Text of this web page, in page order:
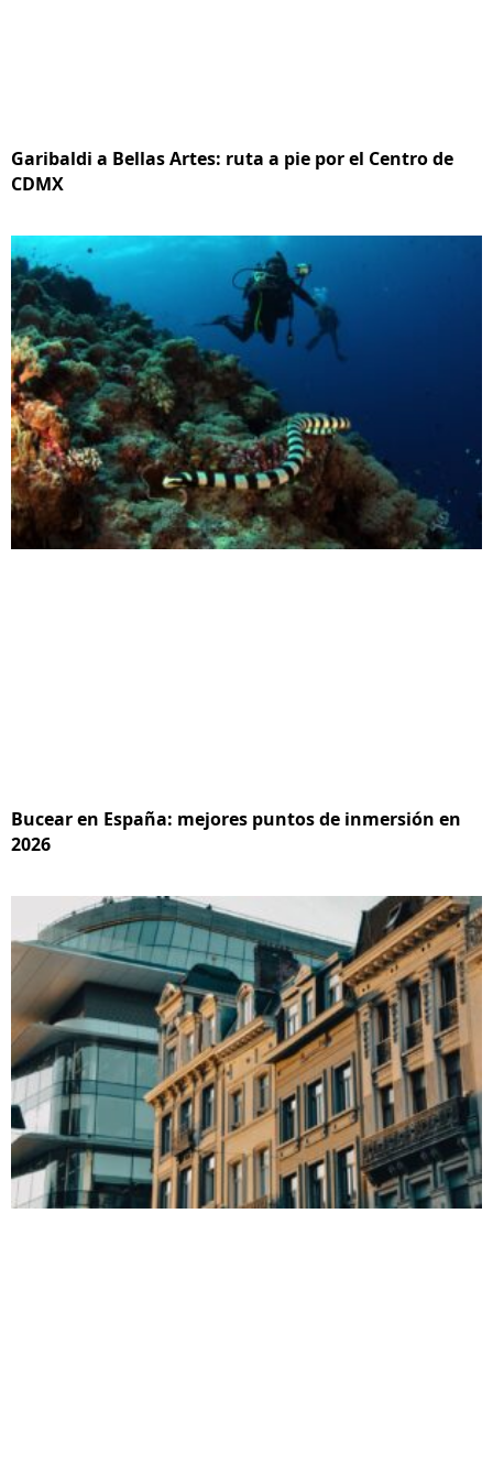
Garibaldi a Bellas Artes: ruta a pie por el Centro de
CDMX
Bucear en España: mejores puntos de inmersión en
2026